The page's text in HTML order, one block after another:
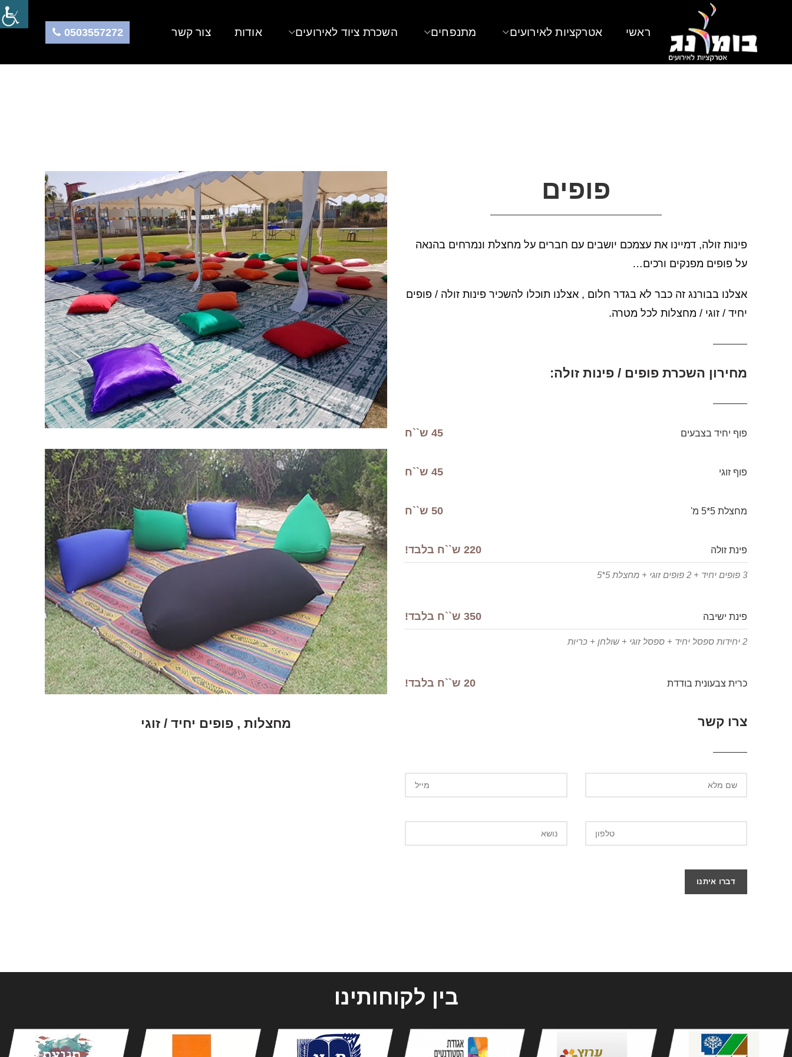
ראשי אטרקציות לאירועים מתנפחים השכרת ציוד לאירועים אודות צור קשר 0503557272
מחצלות , פופים יחיד / זוגי
פופים
פינות זולה, דמיינו את עצמכם יושבים עם חברים על מחצלת ונמרחים בהנאה
על פופים מפנקים ורכים…
אצלנו בבורנג זה כבר לא בגדר חלום , אצלנו תוכלו להשכיר פינות זולה / פופים
יחיד / זוגי / מחצלות לכל מטרה.
מחירון השכרת פופים / פינות זולה:
פוף יחיד בצבעים 45 ש``ח
פוף זוגי 45 ש``ח
מחצלת 5*5 מ' 50 ש``ח
פינת זולה 220 ש``ח בלבד!
3 פופים יחיד + 2 פופים זוגי + מחצלת 5*5
פינת ישיבה 350 ש``ח בלבד!
2 יחידות ספסל יחיד + ספסל זוגי + שולחן + כריות
כרית צבעונית בודדת 20 ש``ח בלבד!
צרו קשר
בין לקוחותינו